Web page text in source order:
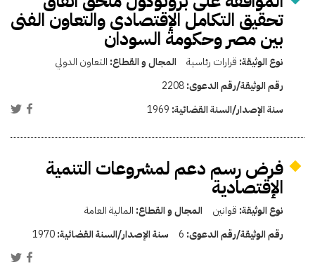
تحقيق التكامل الإقتصادى والتعاون الفنى
بين مصر وحكومة السودان
نوع الوثيقة: قرارات رئاسية المجال و القطاع: التعاون الدولي
رقم الوثيقة/رقم الدعوى:2208
سنة الإصدار/السنة القضائية: 1969
فرض رسم دعم لمشروعات التنمية
الإقتصادية
نوع الوثيقة: قوانين المجال و القطاع: المالية العامة
رقم الوثيقة/رقم الدعوى: 6 سنة الإصدار/السنة القضائية:1970